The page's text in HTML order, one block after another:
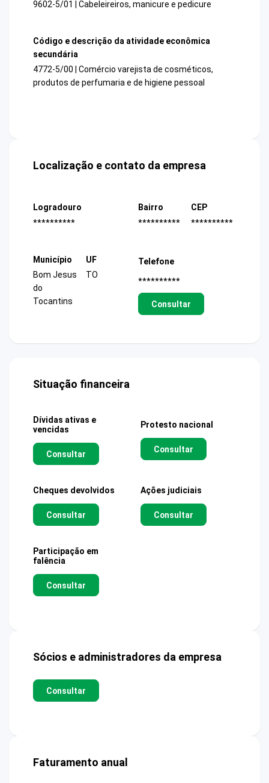
9602-5/01 | Cabeleireiros, manicure e pedicure
Código e descrição da atividade econômica
secundária
4772-5/00 | Comércio varejista de cosméticos,
produtos de perfumaria e de higiene pessoal
Localização e contato da empresa
Logradouro
**********
Bairro
**********
CEP
**********
Município
Bom Jesus
do
Tocantins
UF
TO
Telefone
**********
Consultar
Situação financeira
Dívidas ativas e
vencidas
Consultar
Protesto nacional
Consultar
Cheques devolvidos
Consultar
Ações judiciais
Consultar
Participação em
falência
Consultar
Sócios e administradores da empresa
Consultar
Faturamento anual